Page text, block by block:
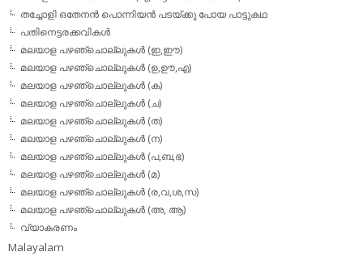
തച്ചോളി ഒതേനൻ പൊന്നിയൻ പടയ്‌ക്കു പോയ പാട്ടുകഥ
പതിനെട്ടരക്കവികള്‍
മലയാള പഴഞ്ചൊല്ലുകള്‍ (ഇ,ഈ)
മലയാള പഴഞ്ചൊല്ലുകള്‍ (ഉ,ഊ,എ)
മലയാള പഴഞ്ചൊല്ലുകള്‍ (ക)
മലയാള പഴഞ്ചൊല്ലുകള്‍ (ച)
മലയാള പഴഞ്ചൊല്ലുകള്‍ (ത)
മലയാള പഴഞ്ചൊല്ലുകള്‍ (ന)
മലയാള പഴഞ്ചൊല്ലുകള്‍ (പ,ബ,ഭ)
മലയാള പഴഞ്ചൊല്ലുകള്‍ (മ)
മലയാള പഴഞ്ചൊല്ലുകള്‍ (ര,വ,ശ,സ)
മലയാള പഴഞ്ചൊല്ലുകൾ (അ, ആ)
വ്യാകരണം
Malayalam